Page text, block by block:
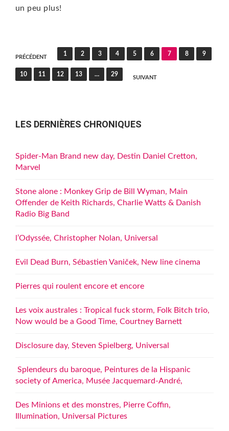
un peu plus!
Pagination
des
publications
PRÉCÉDENT
1 2 3 4 5 6 7 8 9
10 11 12 13 … 29
SUIVANT
LES DERNIÈRES CHRONIQUES
Spider-Man Brand new day, Destin Daniel Cretton,
Marvel
Stone alone : Monkey Grip de Bill Wyman, Main
Offender de Keith Richards, Charlie Watts & Danish
Radio Big Band
l’Odyssée, Christopher Nolan, Universal
Evil Dead Burn, Sébastien Vaniček, New line cinema
Pierres qui roulent encore et encore
Les voix australes : Tropical fuck storm, Folk Bitch trio,
Now would be a Good Time, Courtney Barnett
Disclosure day, Steven Spielberg, Universal
Splendeurs du baroque, Peintures de la Hispanic
society of America, Musée Jacquemard-André,
Des Minions et des monstres, Pierre Coffin,
Illumination, Universal Pictures